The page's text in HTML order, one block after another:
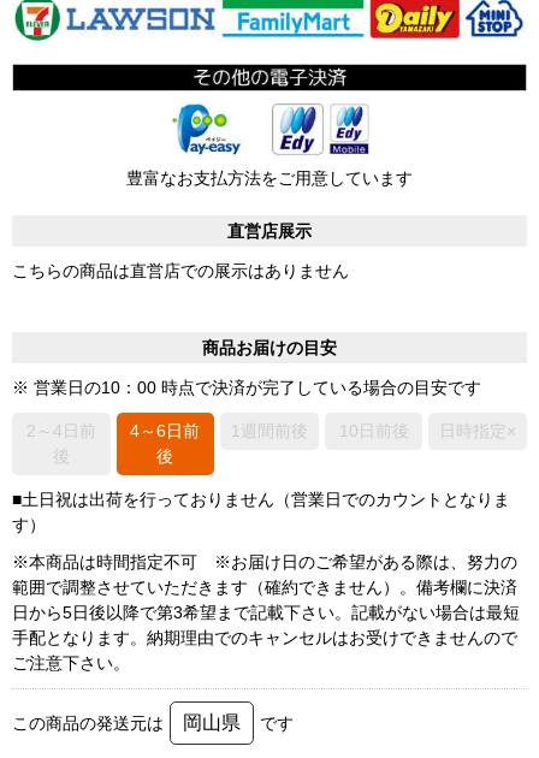
豊富なお支払方法をご用意しています
直営店展示
こちらの商品は直営店での展示はありません
商品お届けの目安
※ 営業日の10：00 時点で決済が完了している場合の目安です
2～4日前
後
4～6日前
後
1週間前後 10日前後 日時指定×
■土日祝は出荷を行っておりません（営業日でのカウントとなりま
す）
※本商品は時間指定不可 ※お届け日のご希望がある際は、努力の
範囲で調整させていただきます（確約できません）。備考欄に決済
日から5日後以降で第3希望まで記載下さい。記載がない場合は最短
手配となります。納期理由でのキャンセルはお受けできませんので
ご注意下さい。
この商品の発送元は 岡山県 です